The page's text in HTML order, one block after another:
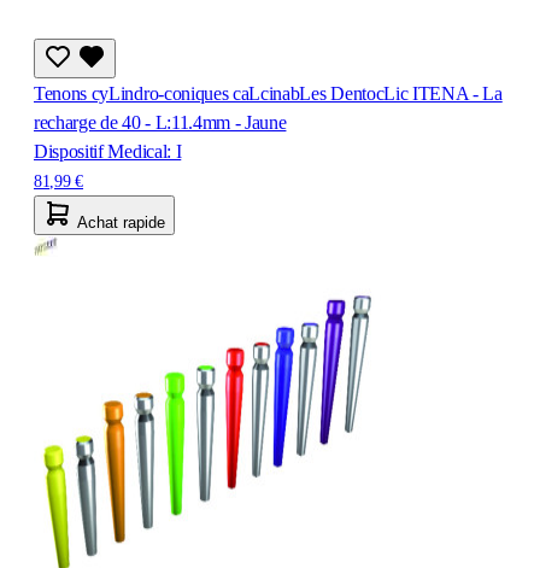
Tenons cyLindro-coniques caLcinabLes DentocLic ITENA - La
recharge de 40 - L:11.4mm - Jaune
Dispositif Medical: I
81,99 €
Achat rapide